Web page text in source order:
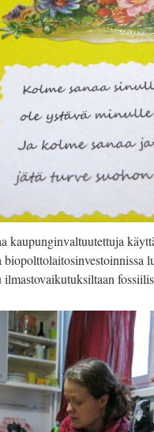
kaupunginvaltuutettuja
ilmastovaikutuksiltaan